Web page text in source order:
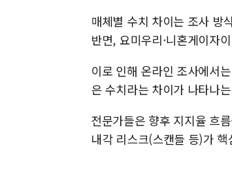
매체별 수치 차이는 조사 방
반면, 요미우리·니혼게이자
이로 인해 온라인 조사에서
은 수치라는 차이가 나타나
전문가들은 향후 지지율 흐
내각 리스크(스캔들 등)가